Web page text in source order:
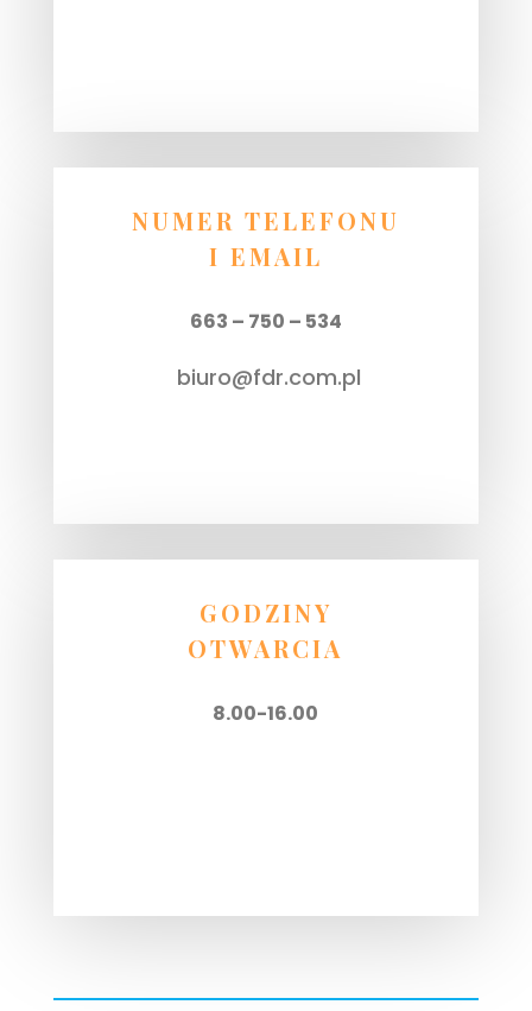
NUMER TELEFONU
I EMAIL
663 – 750 – 534
biuro@fdr.com.pl
GODZINY
OTWARCIA
8.00-16.00